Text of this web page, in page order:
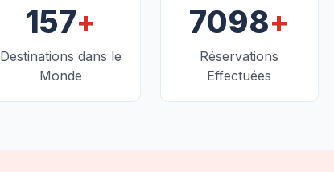
157+
Destinations dans le
Monde
7098+
Réservations
Effectuées